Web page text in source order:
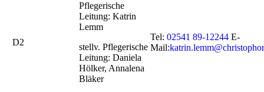
D2
Pflegerische
Leitung: Katrin
Lemm
stellv. Pflegerische
Leitung: Daniela
Hölker, Annalena
Bläker
Tel: 02541 89-12244 E-
Mail: